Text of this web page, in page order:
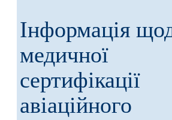
Інформація
медичної
сертифікації
авіаційного